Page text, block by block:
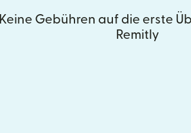
Keine Gebühren auf die erste
Remitly